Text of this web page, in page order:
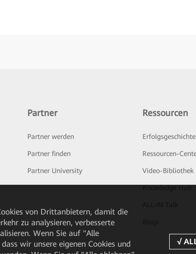
Partner
Partner werden
Partner finden
Partner University
Ressourcen
Ressourcen-
Video-Bibliothek
von Drittanbietern, damit die
zu analysieren, verbesserte
Wenn Sie auf "Alle
wir unsere eigenen Cookies und